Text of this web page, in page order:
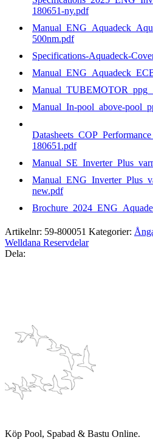
180651-ny.pdf
500nm.pdf
Specifications-Aquadeck-
Manual_In-pool_above-
180651.pdf
new.pdf
Artikelnr: 59-800051 Kategorier:
Welldana Reservdelar
Dela:
Köp Pool, Spabad & Bastu Online.